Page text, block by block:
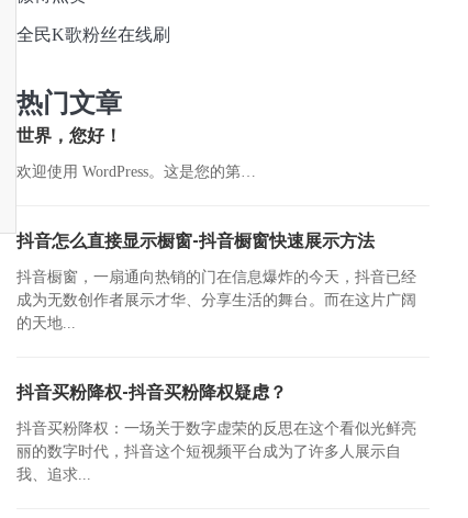
全民K歌粉丝在线刷
热门文章
世界，您好！
欢迎使用 WordPress。这是您的第…
抖音怎么直接显示橱窗-抖音橱窗快速展示方法
抖音橱窗，一扇通向热销的门在信息爆炸的今天，抖音已经
成为无数创作者展示才华、分享生活的舞台。而在这片广阔
的天地...
抖音买粉降权-抖音买粉降权疑虑？
抖音买粉降权：一场关于数字虚荣的反思在这个看似光鲜亮
丽的数字时代，抖音这个短视频平台成为了许多人展示自
我、追求...